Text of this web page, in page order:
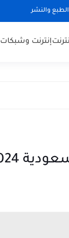
والنشر
إنترنت وشبكات
2024